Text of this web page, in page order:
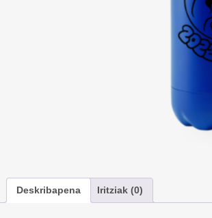
Deskribapena Iritziak (0)